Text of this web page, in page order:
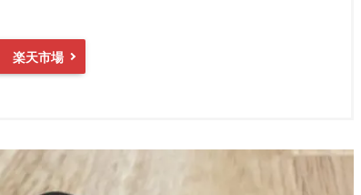
楽天市場